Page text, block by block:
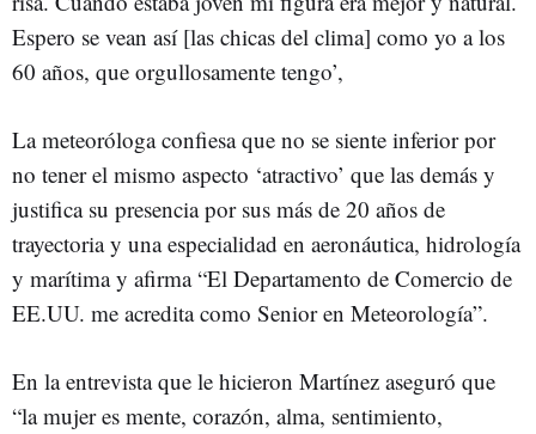
Espero se vean así [las chicas del clima] como yo a los
60 años, que orgullosamente tengo’,
La meteoróloga confiesa que no se siente inferior por
no tener el mismo aspecto ‘atractivo’ que las demás y
justifica su presencia por sus más de 20 años de
trayectoria y una especialidad en aeronáutica, hidrología
y marítima y afirma “El Departamento de Comercio de
EE.UU. me acredita como Senior en Meteorología”.
En la entrevista que le hicieron Martínez aseguró que
“la mujer es mente, corazón, alma, sentimiento,